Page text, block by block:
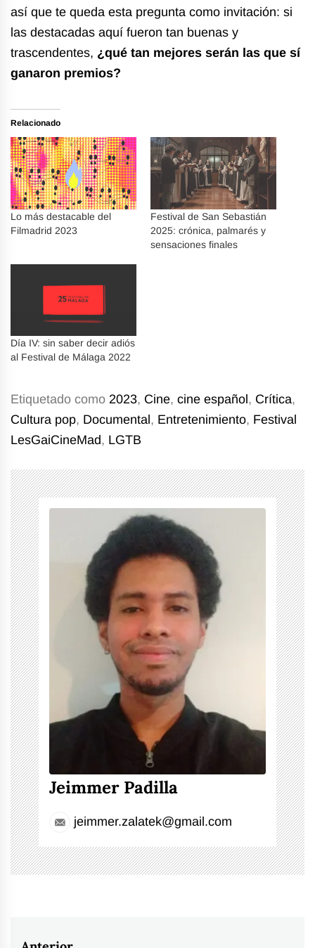
así que te queda esta pregunta como invitación: si
las destacadas aquí fueron tan buenas y
trascendentes, ¿qué tan mejores serán las que sí
ganaron premios?
Relacionado
Lo más destacable del
Filmadrid 2023
Festival de San Sebastián
2025: crónica, palmarés y
sensaciones finales
Día IV: sin saber decir adiós
al Festival de Málaga 2022
Etiquetado como 2023, Cine, cine español, Crítica,
Cultura pop, Documental, Entretenimiento, Festival
LesGaiCineMad, LGTB
Jeimmer Padilla
jeimmer.zalatek@gmail.com